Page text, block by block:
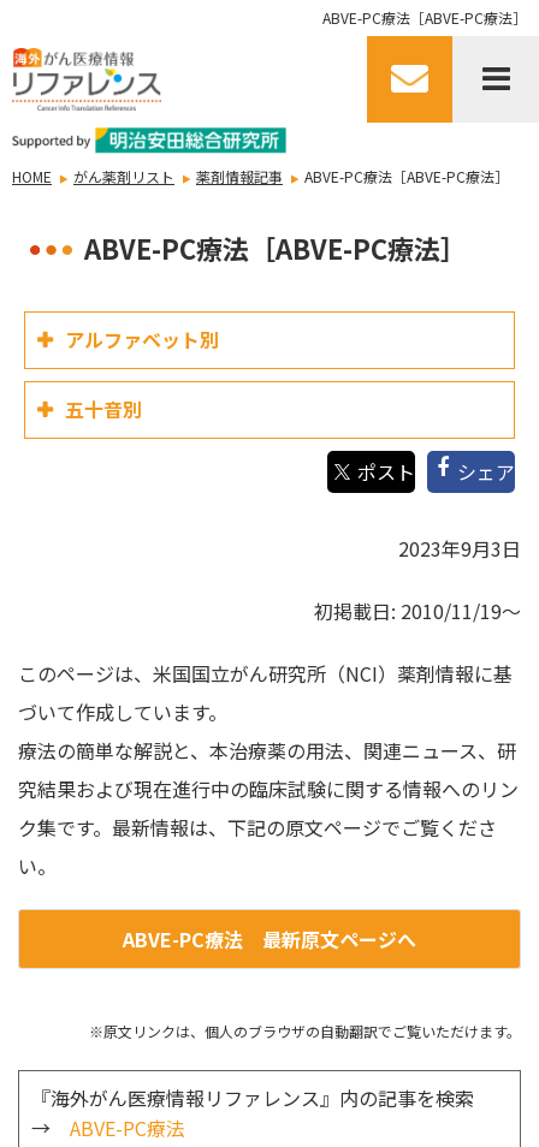
ABVE-PC療法［ABVE-PC療法］
HOME がん薬剤リスト 薬剤情報記事 ABVE-PC療法［ABVE-PC療法］
ABVE-PC療法［ABVE-PC療法］
アルファベット別
五十音別
シェア
2023年9月3日
初掲載日: 2010/11/19～
このページは、米国国立がん研究所（NCI）薬剤情報に基
づいて作成しています。
療法の簡単な解説と、本治療薬の用法、関連ニュース、研
究結果および現在進行中の臨床試験に関する情報へのリン
ク集です。最新情報は、下記の原文ページでご覧くださ
い。
ABVE-PC療法 最新原文ページへ
※原文リンクは、個人のブラウザの自動翻訳でご覧いただけます。
『海外がん医療情報リファレンス』内の記事を検索
→ ABVE-PC療法